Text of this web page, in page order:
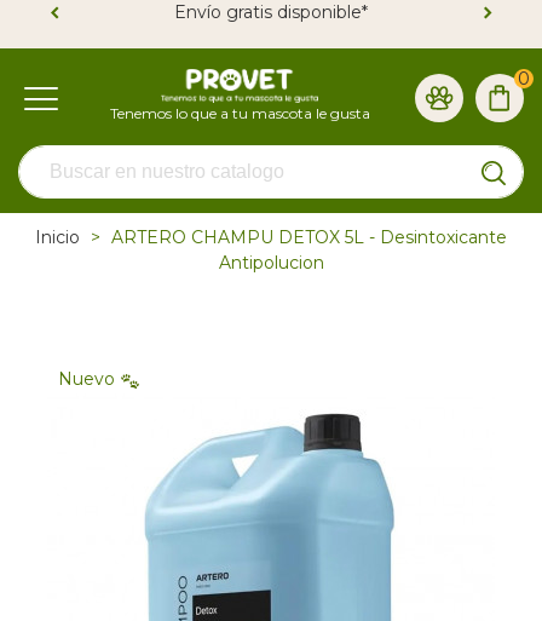
Envío gratis disponible*
0
Inicio > ARTERO CHAMPU DETOX 5L - Desintoxicante
Antipolucion
Nuevo